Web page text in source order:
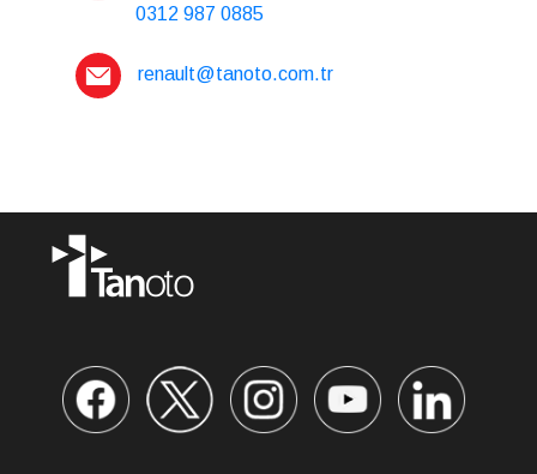
0312 987 0885
renault@tanoto.com.tr